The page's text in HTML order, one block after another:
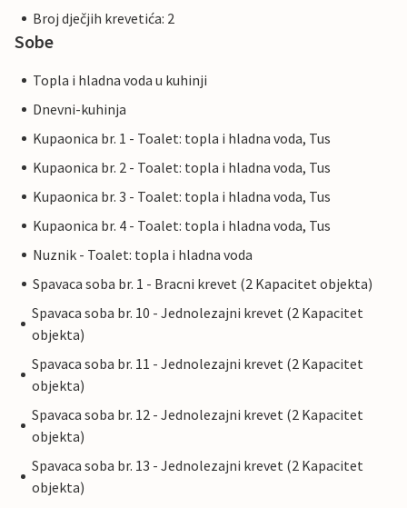
Broj dječjih krevetića: 2
Sobe
Topla i hladna voda u kuhinji
Dnevni-kuhinja
Kupaonica br. 1 - Toalet: topla i hladna voda, Tus
Kupaonica br. 2 - Toalet: topla i hladna voda, Tus
Kupaonica br. 3 - Toalet: topla i hladna voda, Tus
Kupaonica br. 4 - Toalet: topla i hladna voda, Tus
Nuznik - Toalet: topla i hladna voda
Spavaca soba br. 1 - Bracni krevet (2 Kapacitet objekta)
Spavaca soba br. 10 - Jednolezajni krevet (2 Kapacitet
objekta)
Spavaca soba br. 11 - Jednolezajni krevet (2 Kapacitet
objekta)
Spavaca soba br. 12 - Jednolezajni krevet (2 Kapacitet
objekta)
Spavaca soba br. 13 - Jednolezajni krevet (2 Kapacitet
objekta)